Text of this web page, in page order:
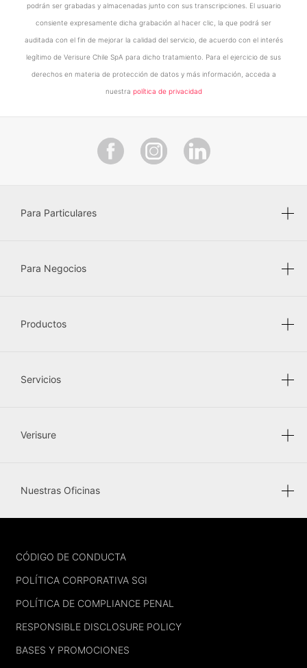
podrán ser grabadas y almacenadas junto con sus transcripciones. El usuario
consiente expresamente dicha grabación al hacer clic, la que podrá ser
auditada con el fin de mejorar la calidad del servicio, de acuerdo con el interés
legítimo de Verisure Chile SpA para dicho tratamiento. Para el ejercicio de sus
derechos en materia de protección de datos y más información, acceda a
nuestra política de privacidad
Para Particulares
Para Negocios
Productos
Servicios
Verisure
Nuestras Oficinas
FOOTER
CÓDIGO DE CONDUCTA
POLÍTICA CORPORATIVA SGI
POLÍTICA DE COMPLIANCE PENAL
RESPONSIBLE DISCLOSURE POLICY
BASES Y PROMOCIONES